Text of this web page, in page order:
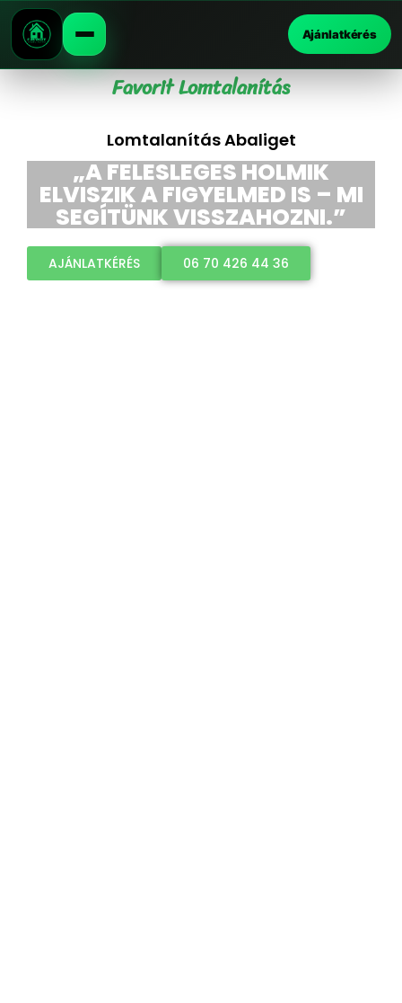
Ajánlatkérés
Favorit Lomtalanítás
Lomtalanítás Abaliget
„A FELESLEGES HOLMIK
ELVISZIK A FIGYELMED IS – MI
SEGÍTÜNK VISSZAHOZNI.”
AJÁNLATKÉRÉS 06 70 426 44 36